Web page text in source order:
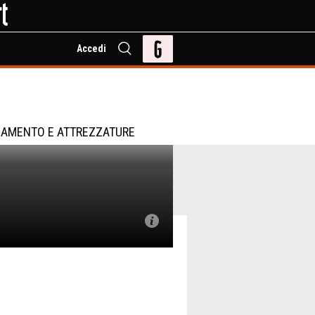
Accedi
E ATTREZZATURE